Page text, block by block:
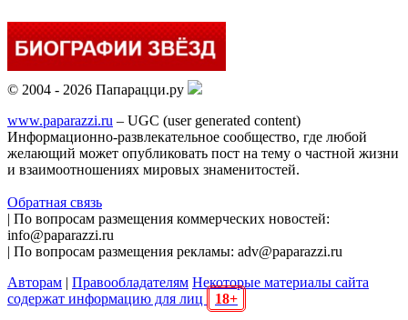
© 2004 - 2026 Папарацци.ру
www.paparazzi.ru – UGC (user generated content)
Информационно-развлекательное сообщество, где любой
желающий может опубликовать пост на тему о частной жизни
и взаимоотношениях мировых знаменитостей.
Обратная связь
| По вопросам размещения коммерческих новостей:
info@paparazzi.ru
| По вопросам размещения рекламы: adv@paparazzi.ru
Авторам | Правообладателям Некоторые материалы сайта
содержат информацию для лиц
18+